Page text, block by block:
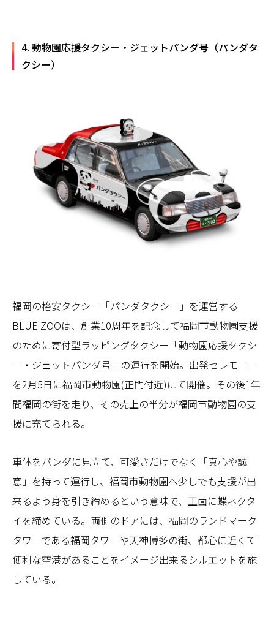
4. 動物園応援タクシー・ジェットパンダ号（パンダタ
クシー）
福岡の格安タクシー「パンダタクシー」を運営する
BLUE ZOOは、創業10周年を記念して福岡市動物園支援
のために寄付型ラッピングタクシー「動物園応援タクシ
ー・ジェットパンダ号」の運行を開始。出発セレモニー
を2月5日に福岡市動物園(正門付近)にて開催。その後1年
間福岡の街を走り、その売上の半分が福岡市動物園の支
援に充てられる。
車体をパンダに見立て、可愛さだけでなく「真心や誠
意」を持って運行し、福岡市動物園へ少しでも支援が出
来るよう身を引き締めるという意味で、正面に蝶ネクタ
イを締めている。両側のドアには、福岡のランドマーク
タワーである福岡タワーや天神博多の街、都心に近くて
便利な空港があることをイメージ出来るシルエットを施
している。